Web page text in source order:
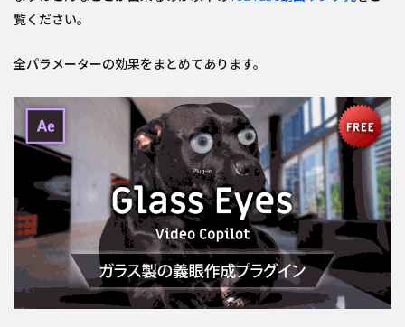
覧ください。
全パラメーターの効果をまとめてあります。